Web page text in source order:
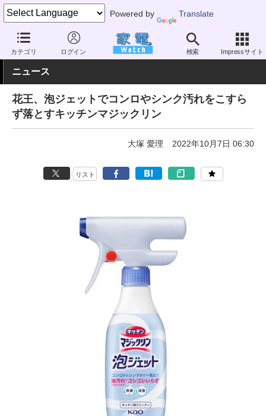
Powered by Translate
カテゴリ ログイン 検索 Impressサイト
家電 Watch その他・家電 雑貨 キッチン雑貨
ニュース
花王、泡ジェットでコンロやシンク汚れをこすら
ず落とすキッチンマジックリン
大塚 愛理 2022年10月7日 06:30
リスト